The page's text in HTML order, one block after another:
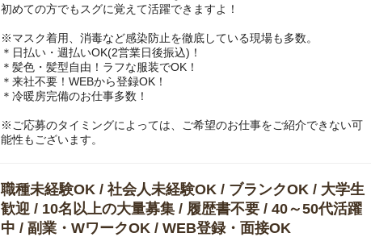
初めての方でもスグに覚えて活躍できますよ！
※マスク着用、消毒など感染防止を徹底している現場も多数。
＊日払い・週払いOK(2営業日後振込)！
＊髪色・髪型自由！ラフな服装でOK！
＊来社不要！WEBから登録OK！
＊冷暖房完備のお仕事多数！
※ご応募のタイミングによっては、ご希望のお仕事をご紹介できない可
能性もございます。
職種未経験OK / 社会人未経験OK / ブランクOK / 大学生
歓迎 / 10名以上の大量募集 / 履歴書不要 / 40～50代活躍
中 / 副業・WワークOK / WEB登録・面接OK